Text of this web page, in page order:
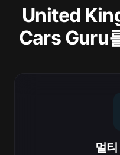
United
Cars Guru
멀